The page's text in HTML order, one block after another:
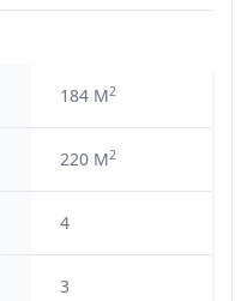
184 M2
220 M2
4
3